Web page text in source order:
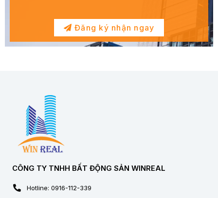
Đăng ký nhận ngay
CÔNG TY TNHH BẤT ĐỘNG SẢN WINREAL
Hotline: 0916-112-339